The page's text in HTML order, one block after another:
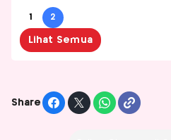
1 2
Lihat Semua
Share